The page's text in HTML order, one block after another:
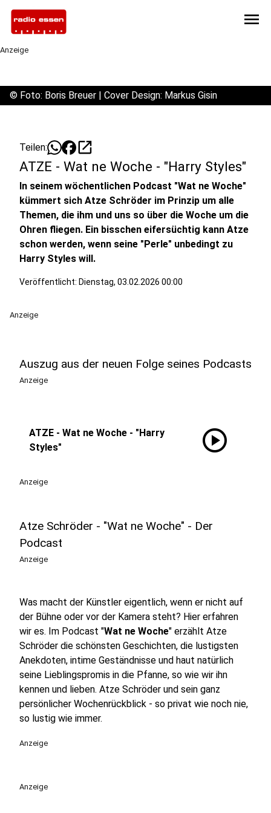
menu
Anzeige
© Foto: Boris Breuer | Cover Design: Markus Gisin
Teilen: open_in_new
ATZE - Wat ne Woche - "Harry Styles"
In seinem wöchentlichen Podcast "Wat ne Woche"
kümmert sich Atze Schröder im Prinzip um alle
Themen, die ihm und uns so über die Woche um die
Ohren fliegen. Ein bisschen eifersüchtig kann Atze
schon werden, wenn seine "Perle" unbedingt zu
Harry Styles will.
Veröffentlicht: Dienstag, 03.02.2026 00:00
Anzeige
Auszug aus der neuen Folge seines Podcasts
Anzeige
ATZE - Wat ne Woche - "Harry
Styles"
play_circle
Anzeige
Atze Schröder - "Wat ne Woche" - Der
Podcast
Anzeige
Was macht der Künstler eigentlich, wenn er nicht auf
der Bühne oder vor der Kamera steht? Hier erfahren
wir es. Im Podcast "Wat ne Woche" erzählt Atze
Schröder die schönsten Geschichten, die lustigsten
Anekdoten, intime Geständnisse und haut natürlich
seine Lieblingspromis in die Pfanne, so wie wir ihn
kennen und lieben. Atze Schröder und sein ganz
persönlicher Wochenrückblick - so privat wie noch nie,
so lustig wie immer.
Anzeige
Anzeige